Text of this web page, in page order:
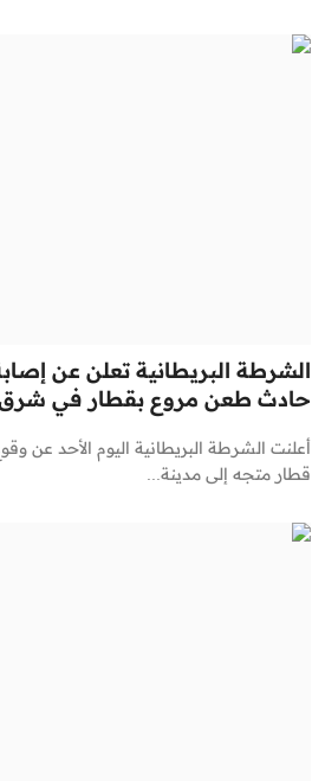
حادث طعن مروع بقطار في شرق
أعلنت الشرطة البريطانية اليوم الأحد عن
قطار متجه إلى مدينة...